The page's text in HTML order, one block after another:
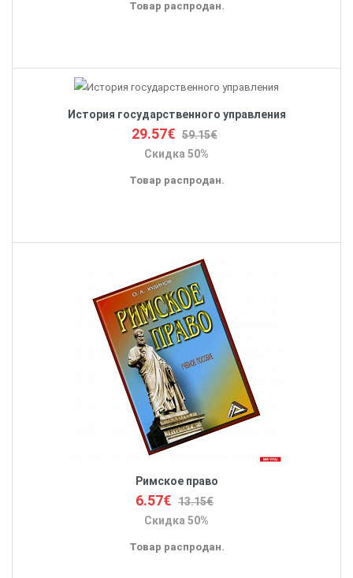
Товар распродан.
История государственного управления
29.57€ 59.15€
Скидка 50%
Товар распродан.
Римское право
6.57€ 13.15€
Скидка 50%
Товар распродан.